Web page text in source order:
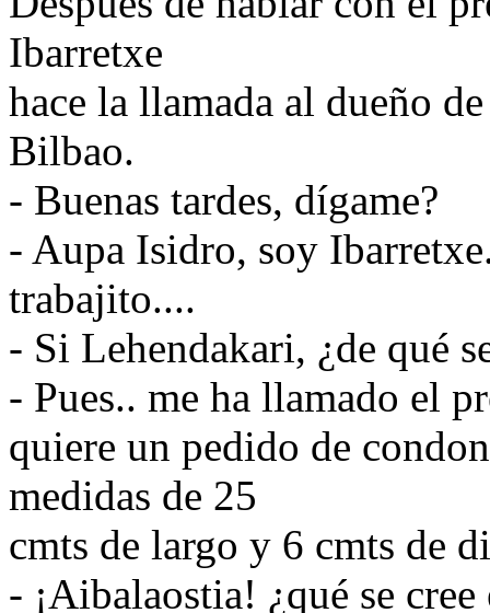
Ibarretxe
hace la llamada al dueño
Bilbao.
- Buenas tardes, dígame?
- Aupa Isidro, soy
trabajito....
- Si Lehendakari, ¿de qué
- Pues.. me ha llamado el
quiere un pedido de
medidas de 25
cmts de largo y 6 cmts de
- ¡Aibalaostia! ¿qué se